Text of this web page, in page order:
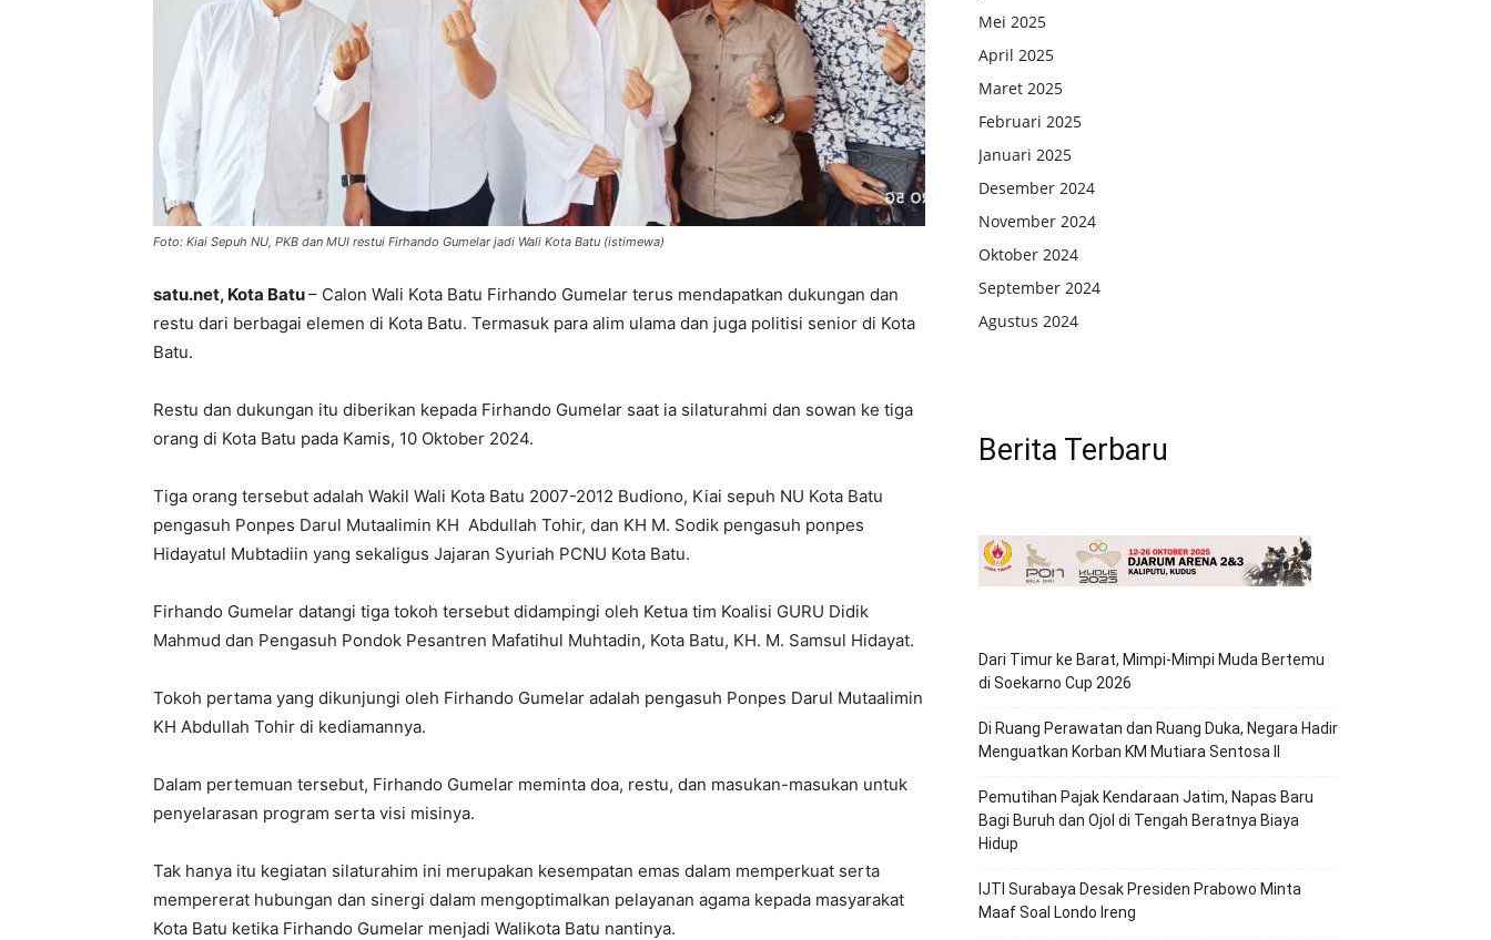
Foto: Kiai Sepuh NU, PKB dan MUI restui Firhando Gumelar jadi Wali Kota Batu (istimewa)
satu.net, Kota Batu– Calon Wali Kota Batu Firhando Gumelar terus mendapatkan dukungan dan
restu dari berbagai elemen di Kota Batu. Termasuk para alim ulama dan juga politisi senior di Kota
Batu.
Restu dan dukungan itu diberikan kepada Firhando Gumelar saat ia silaturahmi dan sowan ke tiga
orang di Kota Batu pada Kamis, 10 Oktober 2024.
Tiga orang tersebut adalah Wakil Wali Kota Batu 2007-2012 Budiono, Kiai sepuh NU Kota Batu
pengasuh Ponpes Darul Mutaalimin KH Abdullah Tohir, dan KH M. Sodik pengasuh ponpes
Hidayatul Mubtadiin yang sekaligus Jajaran Syuriah PCNU Kota Batu.
Firhando Gumelar datangi tiga tokoh tersebut didampingi oleh Ketua tim Koalisi GURU Didik
Mahmud dan Pengasuh Pondok Pesantren Mafatihul Muhtadin, Kota Batu, KH. M. Samsul Hidayat.
Tokoh pertama yang dikunjungi oleh Firhando Gumelar adalah pengasuh Ponpes Darul Mutaalimin
KH Abdullah Tohir di kediamannya.
Dalam pertemuan tersebut, Firhando Gumelar meminta doa, restu, dan masukan-masukan untuk
penyelarasan program serta visi misinya.
Tak hanya itu kegiatan silaturahim ini merupakan kesempatan emas dalam memperkuat serta
mempererat hubungan dan sinergi dalam mengoptimalkan pelayanan agama kepada masyarakat
Kota Batu ketika Firhando Gumelar menjadi Walikota Batu nantinya.
Mei 2025
April 2025
Maret 2025
Februari 2025
Januari 2025
Desember 2024
November 2024
Oktober 2024
September 2024
Agustus 2024
Berita Terbaru
Dari Timur ke Barat, Mimpi-Mimpi Muda Bertemu
di Soekarno Cup 2026
Di Ruang Perawatan dan Ruang Duka, Negara Hadir
Menguatkan Korban KM Mutiara Sentosa II
Pemutihan Pajak Kendaraan Jatim, Napas Baru
Bagi Buruh dan Ojol di Tengah Beratnya Biaya
Hidup
IJTI Surabaya Desak Presiden Prabowo Minta
Maaf Soal Londo Ireng